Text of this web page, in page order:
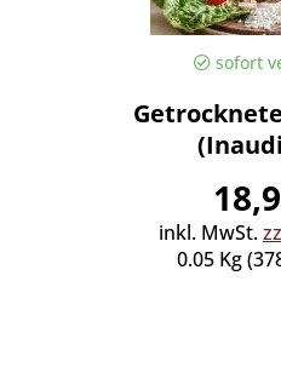
sofort
inkl. MwSt.
0.05 Kg